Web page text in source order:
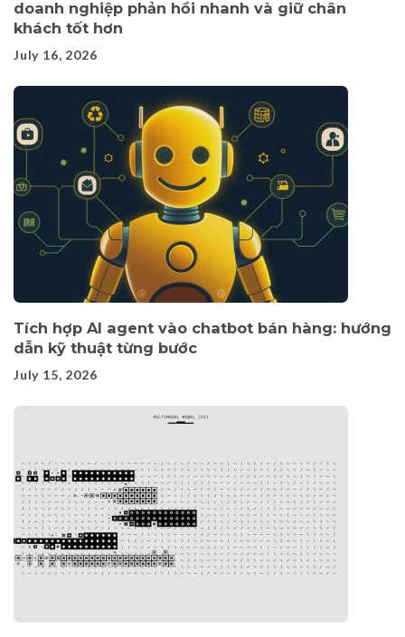
doanh nghiệp phản hồi nhanh và giữ chân
khách tốt hơn
July 16, 2026
Tích hợp AI agent vào chatbot bán hàng: hướng
dẫn kỹ thuật từng bước
July 15, 2026